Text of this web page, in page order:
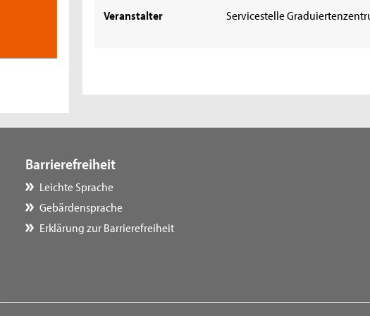
Veranstalter Servicestelle
Barrierefreiheit
Leichte Sprache
Gebärdensprache
Erklärung zur Barrierefreiheit